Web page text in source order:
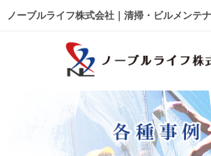
各種事例
ノーブルライフの強み・特徴